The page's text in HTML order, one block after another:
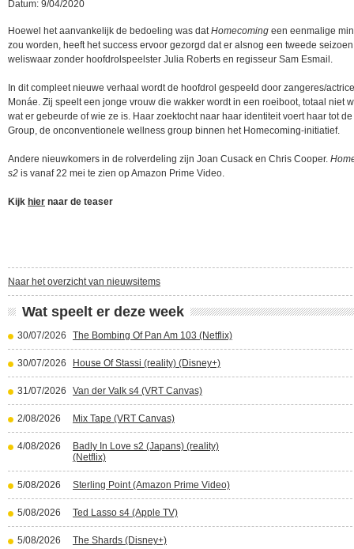
Datum: 9/04/2020
Hoewel het aanvankelijk de bedoeling was datHomecoming een eenmalige
zou worden, heeft het success ervoor gezorgd dat er alsnog een tweede
weliswaar zonder hoofdrolspeelster Julia Roberts en regisseur Sam Esmail.
In dit compleet nieuwe verhaal wordt de hoofdrol gespeeld door zangeres/
Monáe. Zij speelt een jonge vrouw die wakker wordt in een roeiboot, totaal niet
wat er gebeurde of wie ze is. Haar zoektocht naar haar identiteit voert haar tot de
Group, de onconventionele wellness group binnen het Homecoming-initiatief.
Andere nieuwkomers in de rolverdeling zijn Joan Cusack en Chris Cooper.
s2 is vanaf 22 mei te zien op Amazon Prime Video.
Kijk hier naar de teaser
Naar het overzicht van nieuwsitems
Wat speelt er deze week
30/07/2026 The Bombing Of Pan Am 103 (Netflix)
30/07/2026 House Of Stassi (reality) (Disney+)
31/07/2026 Van der Valk s4 (VRT Canvas)
2/08/2026 Mix Tape (VRT Canvas)
4/08/2026
Badly In Love s2 (Japans) (reality)
(Netflix)
5/08/2026 Sterling Point (Amazon Prime Video)
5/08/2026 Ted Lasso s4 (Apple TV)
5/08/2026 The Shards (Disney+)